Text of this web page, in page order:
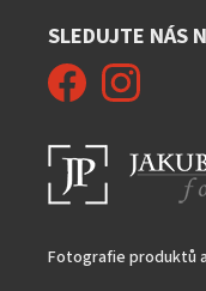
SLEDUJTE NÁS
Fotografie produktů